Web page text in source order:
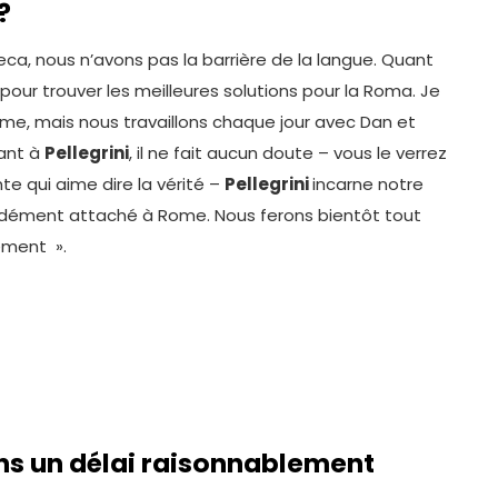
nous n’avons pas la barrière de la langue. Quant
trouver les meilleures solutions pour la Roma. Je
mais nous travaillons chaque jour avec Dan et
à Pellegrini, il ne fait aucun doute – vous le verrez
qui aime dire la vérité – Pellegriniincarne notre
attaché à Rome. Nous ferons bientôt tout
».
un délai raisonnablement